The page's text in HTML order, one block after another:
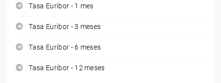
Tasa Euribor - 1 mes
Tasa Euribor - 3 meses
Tasa Euribor - 6 meses
Tasa Euribor - 12 meses